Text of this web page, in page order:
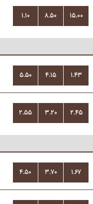
۱.۱۰ ۸.۵۰ ۱۵.۰۰
۵.۵۰ ۴.۱۵ ۱.۴۳
۲.۵۵ ۳.۲۰ ۲.۴۵
۴.۵۰ ۳.۷۰ ۱.۶۷